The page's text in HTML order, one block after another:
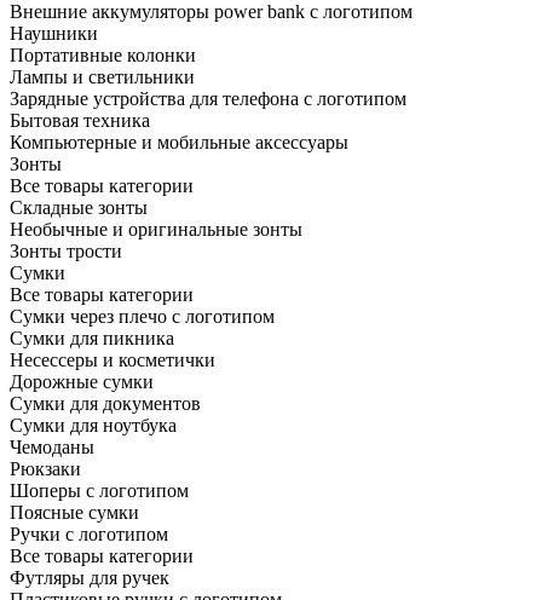
Внешние аккумуляторы power bank с логотипом
Наушники
Портативные колонки
Лампы и светильники
Зарядные устройства для телефона с логотипом
Бытовая техника
Компьютерные и мобильные аксессуары
Зонты
Все товары категории
Складные зонты
Необычные и оригинальные зонты
Зонты трости
Сумки
Все товары категории
Сумки через плечо с логотипом
Сумки для пикника
Несессеры и косметички
Дорожные сумки
Сумки для документов
Сумки для ноутбука
Чемоданы
Рюкзаки
Шоперы с логотипом
Поясные сумки
Ручки с логотипом
Все товары категории
Футляры для ручек